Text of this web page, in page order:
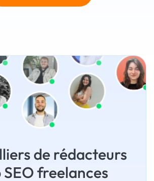
de rédacteurs
freelances